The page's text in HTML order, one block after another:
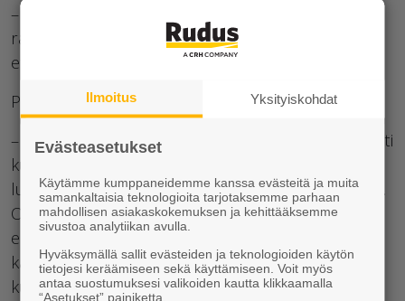
– On hienoa, että on saanut olla mukana
rakentamassa näin hienoa kohdetta ja mukavaa,
että meitä tekijöitä muistetaan, Pietilä sanoo.
Palkinto ilahdutti myös Kuusiniemeä.
– Erityisen olen iloinen siitä, että tuomaristo arvosti
kunnianhimoista investointia, joissa
luontoelementit sovitetaan kaupunkiympäristöön.
On tärkeää että ihmiset ja muunlajiset mahtuvat
elämään rinnakkain. Toivon, että tällainen palkinto
kannustaa muitakin toimijoita tekemään
kunnianhimoisia hakkeita, jossa kaupunkitila
Ilmoitus Yksityiskohdat
Evästeasetukset
Käytämme kumppaneidemme kanssa evästeitä ja muita
samankaltaisia teknologioita tarjotaksemme parhaan
mahdollisen asiakaskokemuksen ja kehittääksemme
sivustoa analytiikan avulla.
Hyväksymällä sallit evästeiden ja teknologioiden käytön
tietojesi keräämiseen sekä käyttämiseen. Voit myös
antaa suostumuksesi valikoiden kautta klikkaamalla
“Asetukset” painiketta.